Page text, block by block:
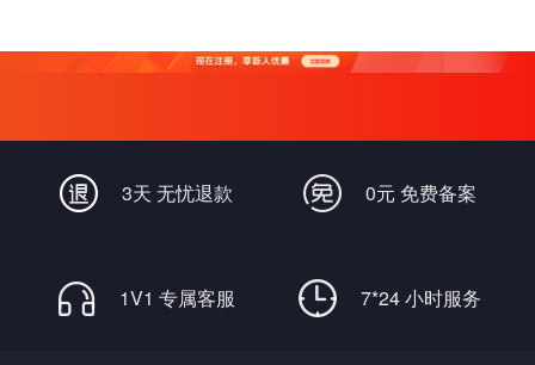
3天 无忧退款 0元 免费备案
1V1 专属客服 7*24 小时服务